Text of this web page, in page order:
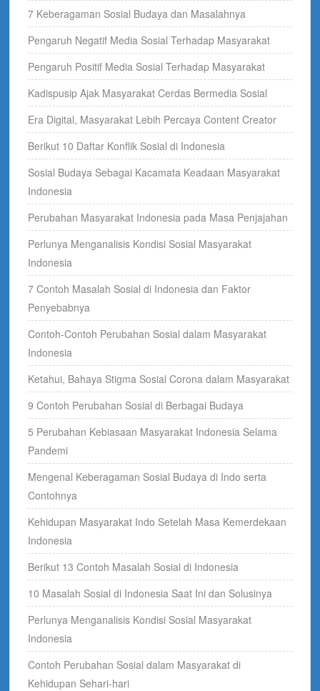
7 Keberagaman Sosial Budaya dan Masalahnya
Pengaruh Negatif Media Sosial Terhadap Masyarakat
Pengaruh Positif Media Sosial Terhadap Masyarakat
Kadispusip Ajak Masyarakat Cerdas Bermedia Sosial
Era Digital, Masyarakat Lebih Percaya Content Creator
Berikut 10 Daftar Konflik Sosial di Indonesia
Sosial Budaya Sebagai Kacamata Keadaan Masyarakat
Indonesia
Perubahan Masyarakat Indonesia pada Masa Penjajahan
Perlunya Menganalisis Kondisi Sosial Masyarakat
Indonesia
7 Contoh Masalah Sosial di Indonesia dan Faktor
Penyebabnya
Contoh-Contoh Perubahan Sosial dalam Masyarakat
Indonesia
Ketahui, Bahaya Stigma Sosial Corona dalam Masyarakat
9 Contoh Perubahan Sosial di Berbagai Budaya
5 Perubahan Kebiasaan Masyarakat Indonesia Selama
Pandemi
Mengenal Keberagaman Sosial Budaya di Indo serta
Contohnya
Kehidupan Masyarakat Indo Setelah Masa Kemerdekaan
Indonesia
Berikut 13 Contoh Masalah Sosial di Indonesia
10 Masalah Sosial di Indonesia Saat Ini dan Solusinya
Perlunya Menganalisis Kondisi Sosial Masyarakat
Indonesia
Contoh Perubahan Sosial dalam Masyarakat di
Kehidupan Sehari-hari